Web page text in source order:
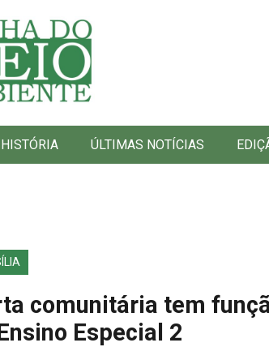
ÚLTIMAS NOTÍCIAS
comunitária tem
Especial 2